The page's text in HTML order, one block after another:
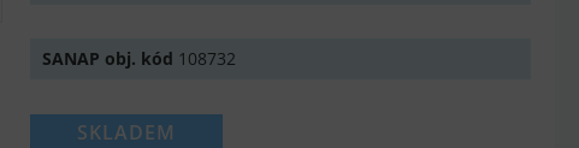
SANAP obj. kód 108732
SKLADEM